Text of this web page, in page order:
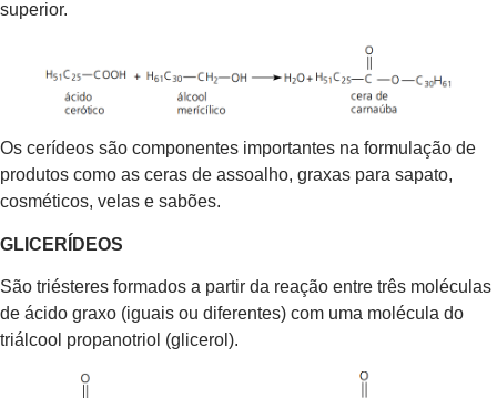
superior.
Os cerídeos são componentes importantes na formulação de
produtos como as ceras de assoalho, graxas para sapato,
cosméticos, velas e sabões.
GLICERÍDEOS
São triésteres formados a partir da reação entre três moléculas
de ácido graxo (iguais ou diferentes) com uma molécula do
triálcool propanotriol (glicerol).